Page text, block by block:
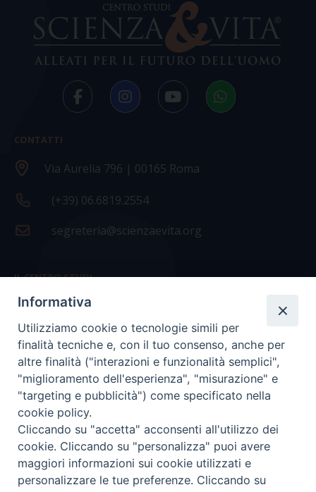
CONTATTI
Via Aurelia 796 | 00165 Roma
(+39) 06.6819.2554
segreteria@scienzaevita.org
IL CENTRO STUDI
La nostra storia
Statuto
Presidenza e ufficio presidenza
Consiglio scientifico
Coordinamento nazionale
Informativa
Utilizziamo cookie o tecnologie simili per
finalità tecniche e, con il tuo consenso, anche per
altre finalità ("interazioni e funzionalità semplici",
"miglioramento dell'esperienza", "misurazione" e
"targeting e pubblicità") come specificato nella
cookie policy.
Cliccando su "accetta" acconsenti all'utilizzo dei
cookie. Cliccando su "personalizza" puoi avere
maggiori informazioni sui cookie utilizzati e
personalizzare le tue preferenze. Cliccando su